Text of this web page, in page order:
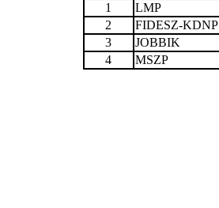
1
LMP
2
FIDESZ-KDNP
3
JOBBIK
4
MSZP